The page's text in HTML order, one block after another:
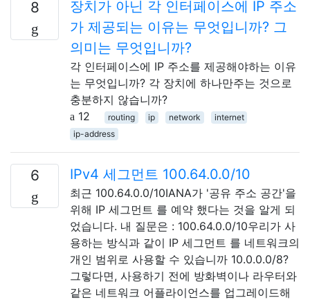
8
장치가 아닌 각 인터페이스에 IP 주소
가 제공되는 이유는 무엇입니까? 그
의미는 무엇입니까?
각 인터페이스에 IP 주소를 제공해야하는 이유
는 무엇입니까? 각 장치에 하나만주는 것으로
충분하지 않습니까?
12
routing ip network
internet
ip-address
6 IPv4 세그먼트 100.64.0.0/10
최근 100.64.0.0/10IANA가 '공유 주소 공간'을
위해 IP 세그먼트 를 예약 했다는 것을 알게 되
었습니다. 내 질문은 : 100.64.0.0/10우리가 사
용하는 방식과 같이 IP 세그먼트 를 네트워크의
개인 범위로 사용할 수 있습니까 10.0.0.0/8?
그렇다면, 사용하기 전에 방화벽이나 라우터와
같은 네트워크 어플라이언스를 업그레이드해